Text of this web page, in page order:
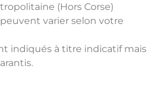
(Hors Corse)
varier selon votre
indiqués à titre indicatif mais